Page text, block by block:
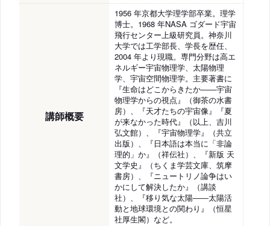
講師概要
1956 年京都大学理学部卒業。理学
博士。1968 年NASA ゴダード宇宙
飛行センター上級研究員。神奈川
大学では工学部長、学長を歴任、
2004 年より現職。専門分野は高エ
ネルギー宇宙物理学、太陽物理
学、宇宙空間物理学。主要著書に
『生命はどこからきたか――宇宙
物理学からの視点』（御茶の水書
房）、『天才たちの宇宙像』『夏
が来なかった時代』（以上、吉川
弘文館）、『宇宙物理学』（共立
出版）、『日本語は本当に「非論
理的」か』（祥伝社）、『新版 天
文学史』（ちくま学芸文庫、筑摩
書房）、『ニュートリノ論争はい
かにして解決したか』（講談
社）、『移り気な太陽――太陽活
動と地球環境との関わり』（恒星
社厚生閣）など。